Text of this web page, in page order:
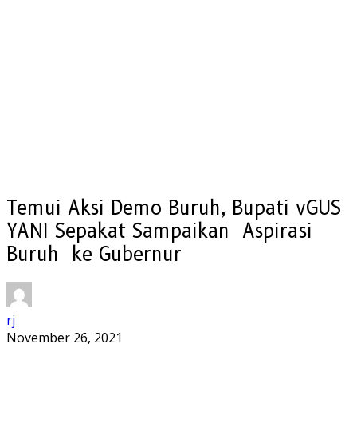
Temui Aksi Demo Buruh, Bupati vGUS
YANI Sepakat Sampaikan Aspirasi
Buruh ke Gubernur
rj
November 26, 2021